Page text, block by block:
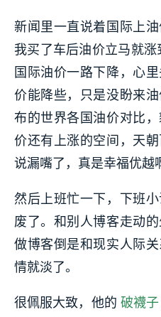
新闻里一直说着国际上
我买了车后油价立马就
国际油价一路下降，心
价能降些，只是没盼来
布的世界各国油价对比
价还有上涨的空间，天
说漏嘴了，真是幸福优越
然后上班忙一下，下班
废了。和别人博客走动
做博客倒是和现实人际
情就淡了。
很佩服大致，他的 破襪子